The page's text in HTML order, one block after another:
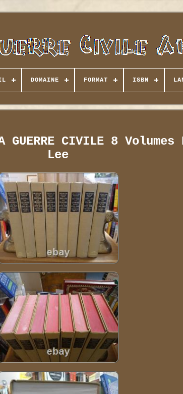
DOMAINE FORMAT ISBN
GUERRE CIVILE 8
Lee